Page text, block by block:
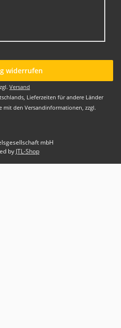
widerrufen
Versand
Lieferzeiten für andere Länder
mit den Versandinformationen, zzgl.
mbH
by JTL-Shop